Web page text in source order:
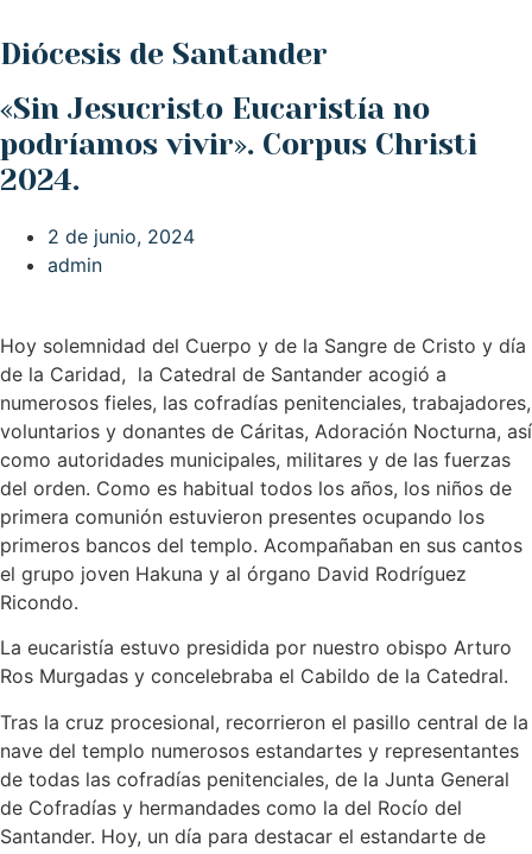
Diócesis de Santander
«Sin Jesucristo Eucaristía no
podríamos vivir». Corpus Christi
2024.
2 de junio, 2024
admin
Hoy solemnidad del Cuerpo y de la Sangre de Cristo y día
de la Caridad, la Catedral de Santander acogió a
numerosos fieles, las cofradías penitenciales, trabajadores,
voluntarios y donantes de Cáritas, Adoración Nocturna, así
como autoridades municipales, militares y de las fuerzas
del orden. Como es habitual todos los años, los niños de
primera comunión estuvieron presentes ocupando los
primeros bancos del templo. Acompañaban en sus cantos
el grupo joven Hakuna y al órgano David Rodríguez
Ricondo.
La eucaristía estuvo presidida por nuestro obispo Arturo
Ros Murgadas y concelebraba el Cabildo de la Catedral.
Tras la cruz procesional, recorrieron el pasillo central de la
nave del templo numerosos estandartes y representantes
de todas las cofradías penitenciales, de la Junta General
de Cofradías y hermandades como la del Rocío del
Santander. Hoy, un día para destacar el estandarte de